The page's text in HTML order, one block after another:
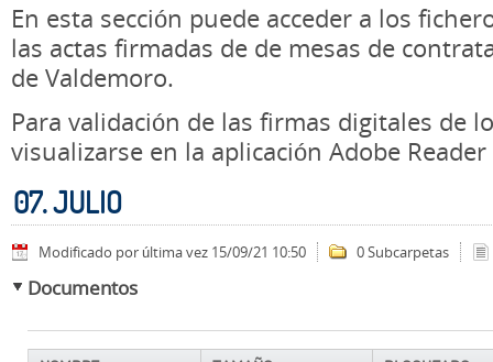
En esta sección puede acceder a los
las actas firmadas de de mesas de
de Valdemoro.
Para validación de las firmas digitales de
visualizarse en la aplicación Adobe Reader
07. JULIO
Modificado por última vez 15/09/21 10:50 0 Subcarpetas
Documentos